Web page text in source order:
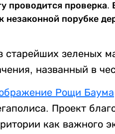
проводится проверка.
незаконной порубке
зеленых
названный в
Рощи Баума
Проект
как важного